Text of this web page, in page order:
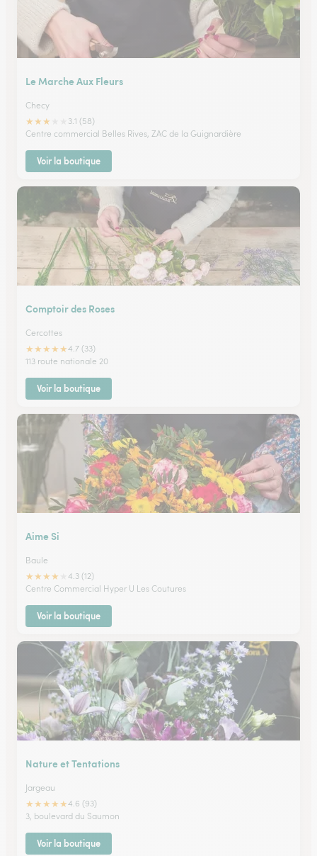
Le Marche Aux Fleurs
Checy
★★★
3.1 (58)
Centre commercial Belles Rives, ZAC de la Guignardière
Voir la boutique
Comptoir des Roses
Cercottes
★★★★★4.7 (33)
113 route nationale 20
Voir la boutique
Aime Si
Baule
★★★★
4.3 (12)
Centre Commercial Hyper U Les Coutures
Voir la boutique
Nature et Tentations
Jargeau
★★★★★4.6 (93)
3, boulevard du Saumon
Voir la boutique